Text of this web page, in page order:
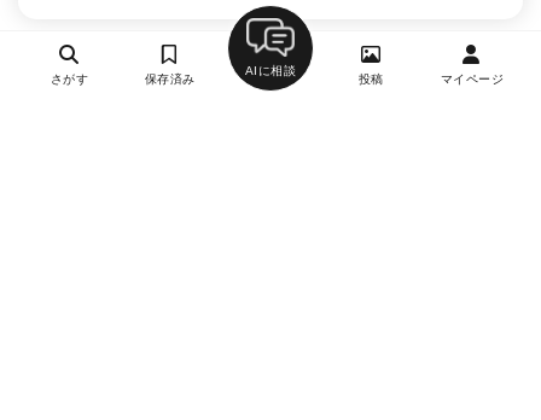
さがす 保存済み
AIに相談
投稿 マイページ